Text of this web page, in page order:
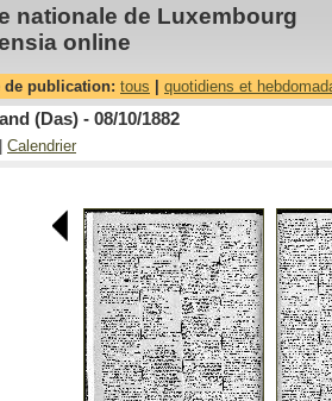
nationale de Luxembourg
online
de publication: tous quotidiens et
(Das) - 08/10/1882
Calendrier